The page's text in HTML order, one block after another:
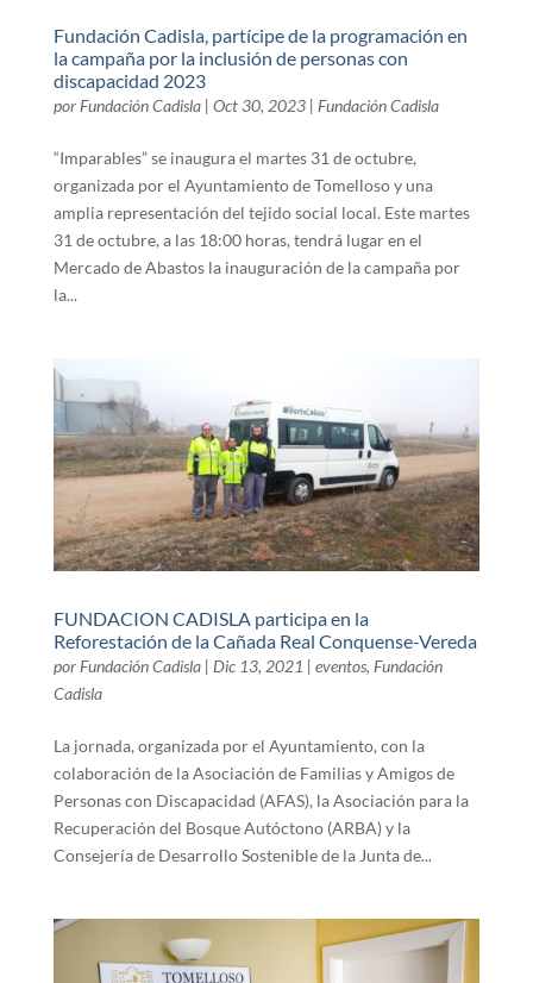
Fundación Cadisla, partícipe de la programación en
la campaña por la inclusión de personas con
discapacidad 2023
por Fundación Cadisla| Oct 30, 2023| Fundación Cadisla
“Imparables” se inaugura el martes 31 de octubre,
organizada por el Ayuntamiento de Tomelloso y una
amplia representación del tejido social local. Este martes
31 de octubre, a las 18:00 horas, tendrá lugar en el
Mercado de Abastos la inauguración de la campaña por
la...
FUNDACION CADISLA participa en la
Reforestación de la Cañada Real Conquense-Vereda
porFundación Cadisla| Dic 13, 2021 | eventos, Fundación
Cadisla
La jornada, organizada por el Ayuntamiento, con la
colaboración de la Asociación de Familias y Amigos de
Personas con Discapacidad (AFAS), la Asociación para la
Recuperación del Bosque Autóctono (ARBA) y la
Consejería de Desarrollo Sostenible de la Junta de...